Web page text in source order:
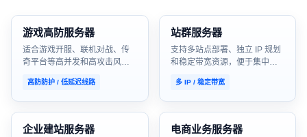
游戏高防服务器
适合游戏开服、联机对战、传
奇平台等高并发和高攻击风险
高防防护 / 低延迟线路
站群服务器
支持多站点部署、独立 IP 规划
和稳定带宽资源，便于集中管
多 IP / 稳定带宽
企业建站服务器 电商业务服务器